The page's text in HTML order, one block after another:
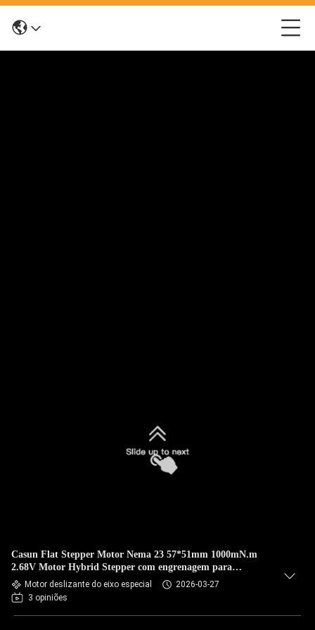
Casun Flat Stepper Motor Nema 23 57*51mm 1000mN.m
2.68V Motor Hybrid Stepper com engrenagem para
automação
Motor deslizante do eixo especial
2026-03-27
3 opiniões